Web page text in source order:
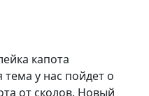
капота
у нас пойдет о
от сколов. Новый